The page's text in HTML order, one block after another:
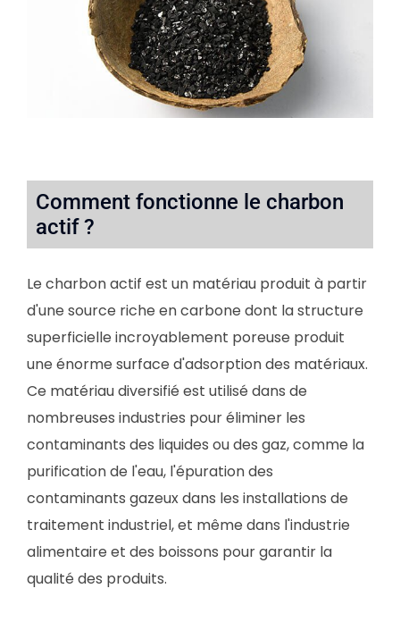
Comment fonctionne le charbon
actif ?
Le charbon actif est un matériau produit à partir
d'une source riche en carbone dont la structure
superficielle incroyablement poreuse produit
une énorme surface d'adsorption des matériaux.
Ce matériau diversifié est utilisé dans de
nombreuses industries pour éliminer les
contaminants des liquides ou des gaz, comme la
purification de l'eau, l'épuration des
contaminants gazeux dans les installations de
traitement industriel, et même dans l'industrie
alimentaire et des boissons pour garantir la
qualité des produits.